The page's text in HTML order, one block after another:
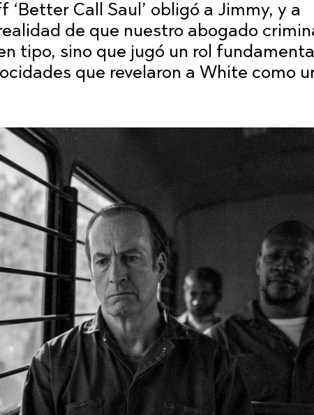
Call Saul’ obligó a Jimmy, y a
de que nuestro abogado
tipo, sino que jugó un rol
que revelaron a White como